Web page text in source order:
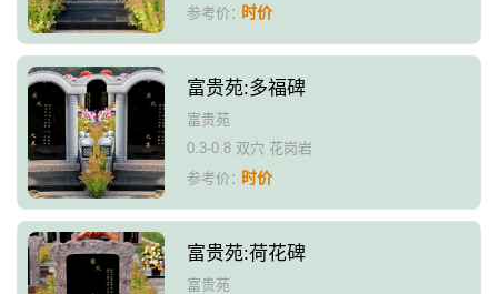
参考价：时价
富贵苑:多福碑
富贵苑
0.3-0.8 双穴 花岗岩
参考价：时价
富贵苑:荷花碑
富贵苑